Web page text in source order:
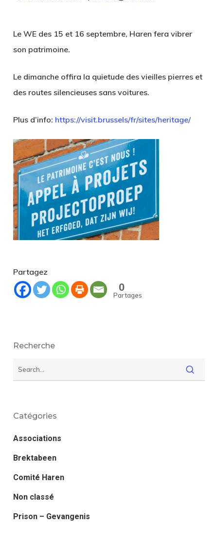
Le WE des 15 et 16 septembre, Haren fera vibrer
son patrimoine.
Le dimanche offira la quietude des vieilles pierres et
des routes silencieuses sans voitures.
Plus d’info: https://visit.brussels/fr/sites/heritage/
Partagez
0
Partages
Recherche
Catégories
Associations
Brektabeen
Comité Haren
Non classé
Prison – Gevangenis